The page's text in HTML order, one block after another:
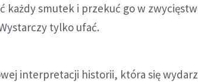
każdy smutek i przekuć go w
tylko ufać.
interpretacji historii, która się